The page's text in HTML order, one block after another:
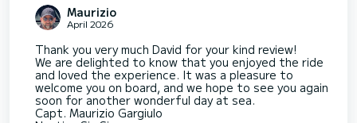
Maurizio
April 2026
Thank you very much David for your kind review!
We are delighted to know that you enjoyed the ride
and loved the experience. It was a pleasure to
welcome you on board, and we hope to see you again
soon for another wonderful day at sea.
Capt. Maurizio Gargiulo